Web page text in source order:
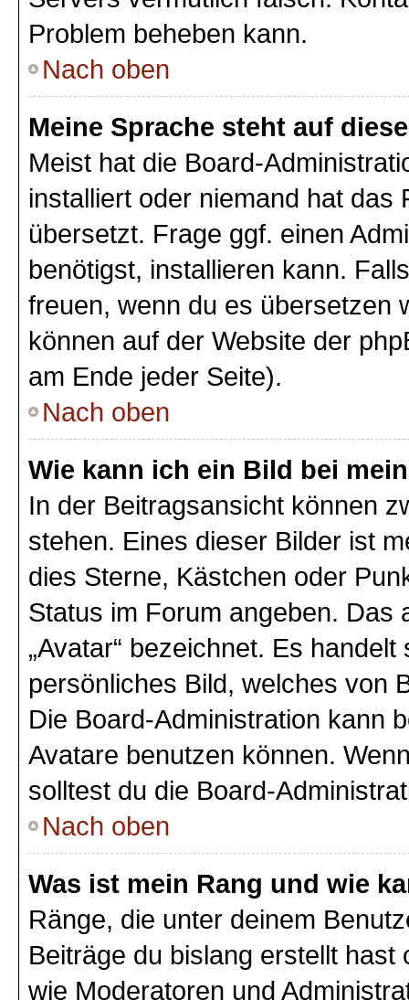
Problem beheben kann.
Nach oben
Meine Sprache steht auf
Meist hat die Board-
installiert oder niemand hat das
übersetzt. Frage ggf. einen
benötigst, installieren kann.
freuen, wenn du es übersetzen
können auf der Website der
am Ende jeder Seite).
Nach oben
Wie kann ich ein Bild bei
In der Beitragsansicht können
stehen. Eines dieser Bilder ist
dies Sterne, Kästchen oder
Status im Forum angeben. Das
„Avatar“ bezeichnet. Es
persönliches Bild, welches von
Die Board-Administration kann
Avatare benutzen können.
solltest du die Board-
Nach oben
Was ist mein Rang und wie
Ränge, die unter deinem
Beiträge du bislang erstellt
wie Moderatoren und